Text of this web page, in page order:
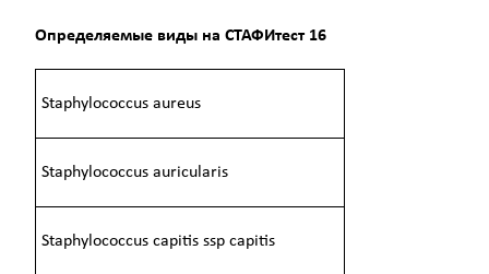
Определяемые виды на СТАФИтест 16
Staphylococcus aureus
Staphylococcus auricularis
Staphylococcus capitis ssp capitis